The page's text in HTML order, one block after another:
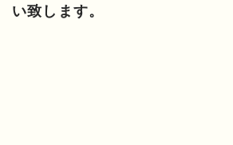
い致します。